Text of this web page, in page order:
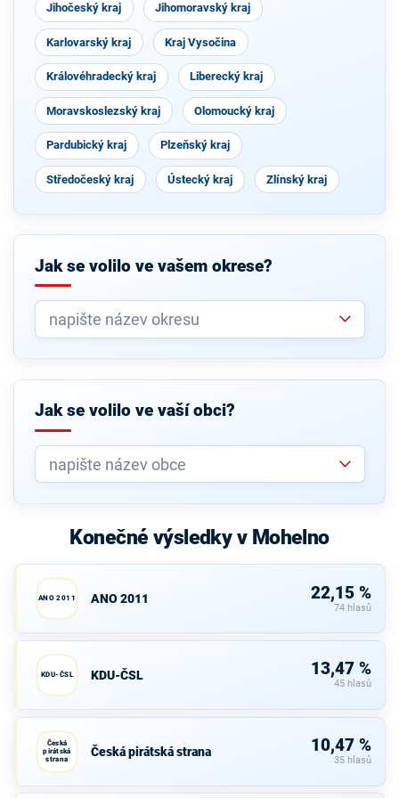
Jihočeský kraj Jihomoravský kraj
Karlovarský kraj Kraj Vysočina
Královéhradecký kraj Liberecký kraj
Moravskoslezský kraj Olomoucký kraj
Pardubický kraj Plzeňský kraj
Středočeský kraj Ústecký kraj Zlínský kraj
Jak se volilo ve vašem okrese?
Jak se volilo ve vaší obci?
Konečné výsledky v Mohelno
ANO 2011 ANO 2011 22,15 %
74 hlasů
KDU-ČSL KDU-ČSL 13,47 %
45 hlasů
Česká
pirátská
strana
Česká pirátská strana 10,47 %
35 hlasů